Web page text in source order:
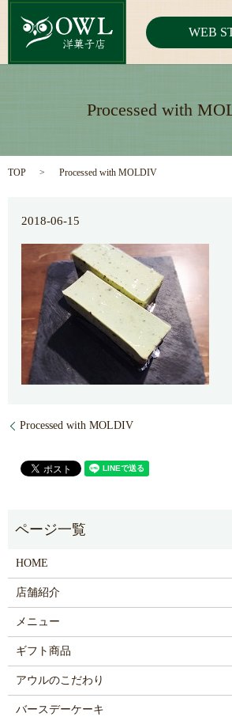
WEB
Processed with
TOP Processed with MOLDIV
2018-06-15
Processed with MOLDIV
HOME
店舗紹介
メニュー
ギフト商品
アウルのこだわり
バースデーケーキ